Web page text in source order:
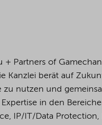
+ Partners of
Kanzlei berät auf
zu nutzen und
in den
IP/IT/Data